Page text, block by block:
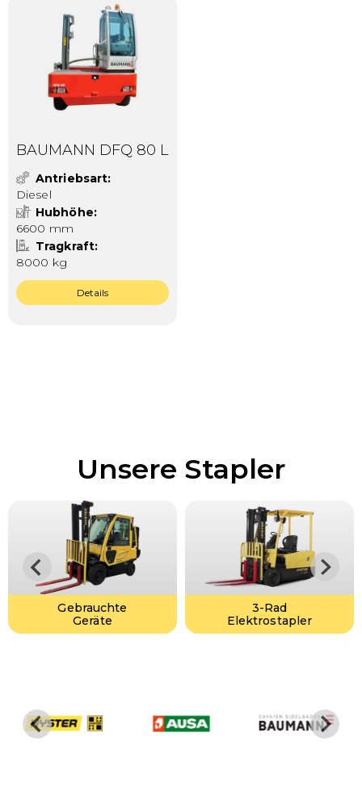
BAUMANN DFQ 80 L
Antriebsart
Diesel
Hubhöhe
6600 mm
Tragkraft
8000 kg
Details
Unsere Stapler
Gebrauchte
Geräte
3-Rad
Elektrostapler